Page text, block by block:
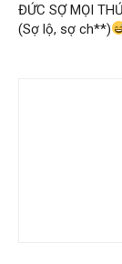
ĐỨC SỢ MỌI
(Sợ lộ, sợ ch**)